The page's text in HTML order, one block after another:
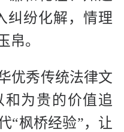
纠纷化解，情理
帛。
优秀传统法律文
为贵的价值追
“枫桥经验”，让